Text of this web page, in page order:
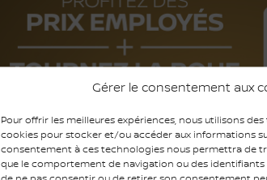
Gérer le consentement aux
Pour offrir les meilleures expériences, nous utilisons
cookies pour stocker et/ou accéder aux informations
consentement à ces technologies nous permettra de
que le comportement de navigation ou des identifiants